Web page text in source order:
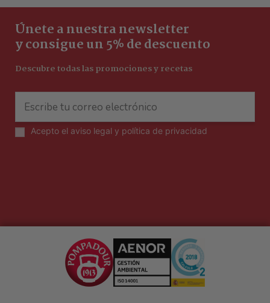
Únete a nuestra newsletter
y consigue un 5% de descuento
Descubre todas las promociones y recetas
Acepto el aviso legal y política de privacidad